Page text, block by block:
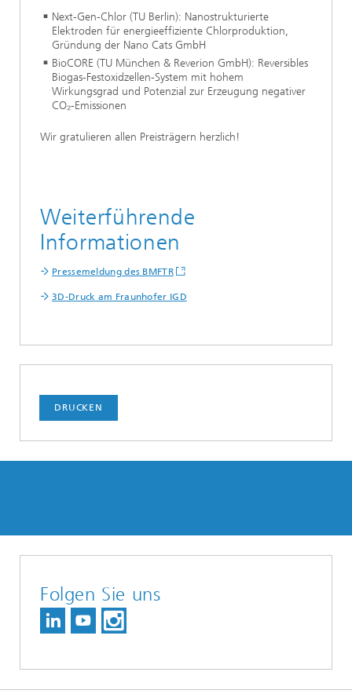
Next-Gen-Chlor (TU Berlin): Nanostrukturierte
Elektroden für energieeffiziente Chlorproduktion,
Gründung der Nano Cats GmbH
BioCORE (TU München & Reverion GmbH): Reversibles
Biogas-Festoxidzellen-System mit hohem
Wirkungsgrad und Potenzial zur Erzeugung negativer
CO₂-Emissionen
Wir gratulieren allen Preisträgern herzlich!
Weiterführende
Informationen
Pressemeldung des BMFTR
3D-Druck am Fraunhofer IGD
DRUCKEN
Folgen Sie uns